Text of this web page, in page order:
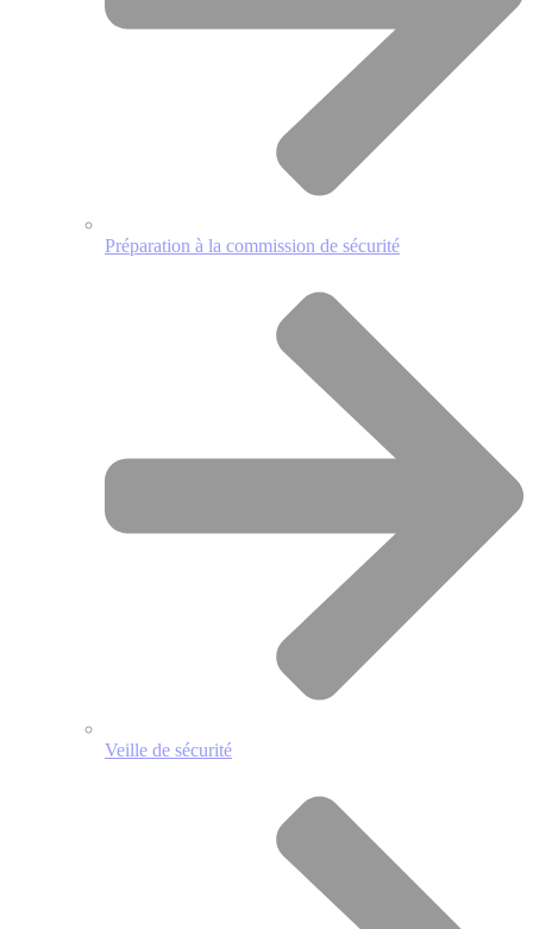
Préparation à la commission de sécurité
Veille de sécurité